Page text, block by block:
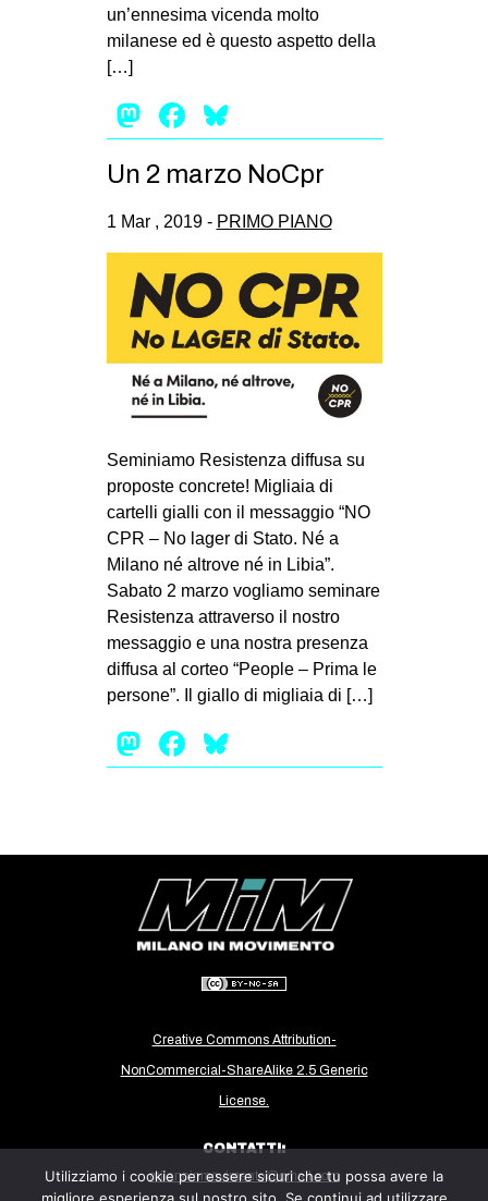
DIRITTO ALL’ABITARE
GENERI
PRECARIATO
REPRESSIONE
ARTE
CINEMA
INTERNAZIONALE
AFRICA
AMERICHE
ESTREMO ORIENTE
EUROPA
MEDIO ORIENTE
MONDO
EVENTI
tw
bsky
ms
SEARCH
un’ennesima vicenda molto
milanese ed è questo aspetto della
[…]
Mastodon
Facebook
Un 2 marzo NoCpr
1 Mar , 2019 - PRIMO PIANO
Seminiamo Resistenza diffusa su
proposte concrete! Migliaia di
cartelli gialli con il messaggio “NO
CPR – No lager di Stato. Né a
Milano né altrove né in Libia”.
Sabato 2 marzo vogliamo seminare
Resistenza attraverso il nostro
messaggio e una nostra presenza
diffusa al corteo “People – Prima le
persone”. Il giallo di migliaia di […]
Mastodon
Facebook
Creative Commons Attribution-
NonCommercial-ShareAlike 2.5 Generic
License.
CONTATTI:
milanoinmovimento@gmail.com
Utilizziamo i cookie per essere sicuri che tu possa avere la